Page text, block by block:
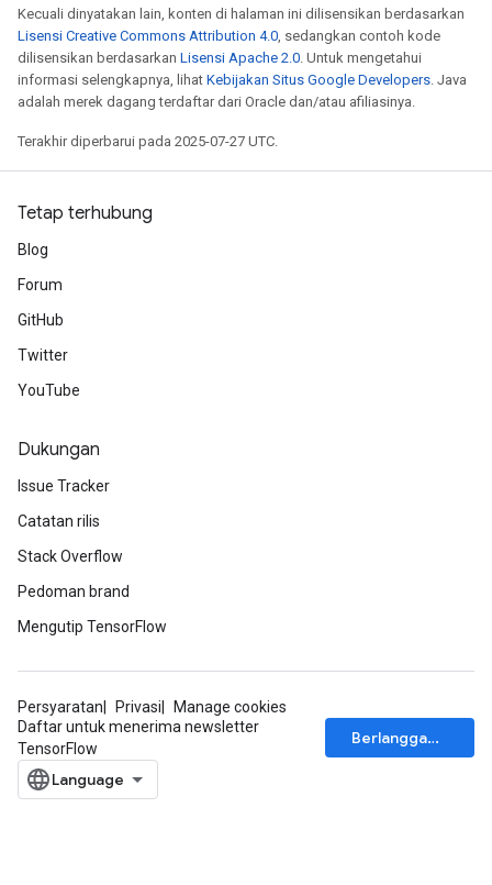
Kecuali dinyatakan lain, konten di halaman ini dilisensikan berdasarkan
Lisensi Creative Commons Attribution 4.0, sedangkan contoh kode
dilisensikan berdasarkan Lisensi Apache 2.0. Untuk mengetahui
informasi selengkapnya, lihat Kebijakan Situs Google Developers. Java
adalah merek dagang terdaftar dari Oracle dan/atau afiliasinya.
Terakhir diperbarui pada 2025-07-27 UTC.
Tetap terhubung
Blog
Forum
GitHub
Twitter
YouTube
Dukungan
Issue Tracker
Catatan rilis
Stack Overflow
Pedoman brand
Mengutip TensorFlow
Persyaratan Privasi
Manage cookies
Daftar untuk menerima newsletter
TensorFlow
Berlangganan